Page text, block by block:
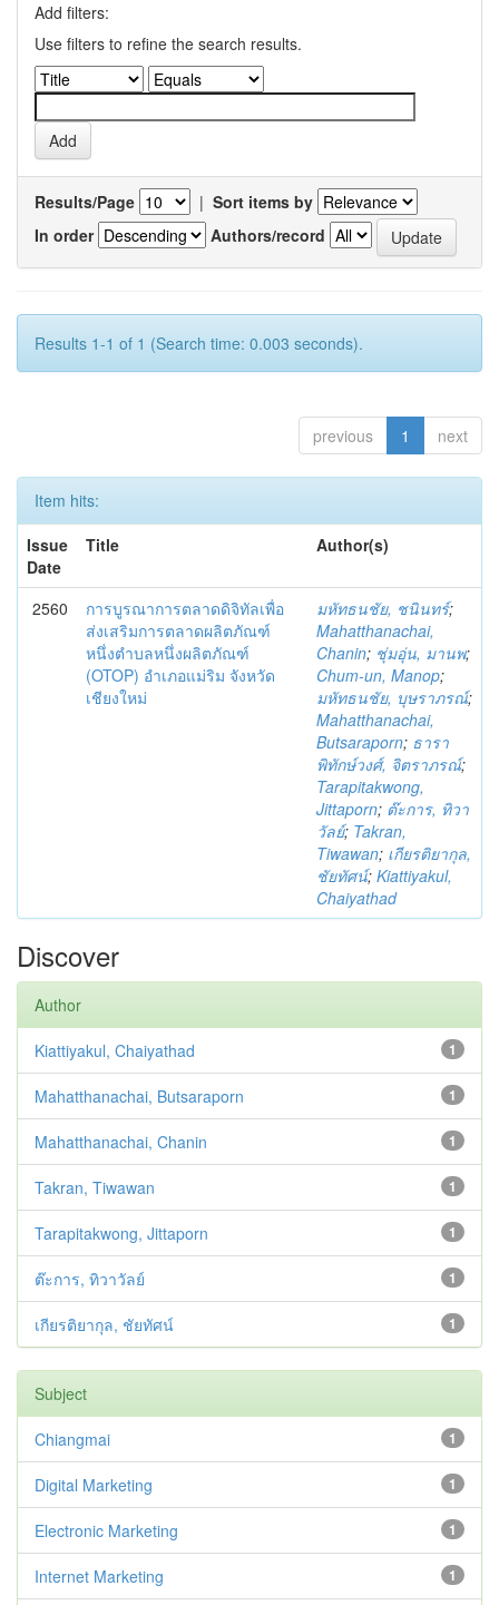
Add filters:
Use filters to refine the search results.
Results/Page | Sort items by
In order
Authors/record
Results 1-1 of 1 (Search time: 0.003 seconds).
previous 1 next
Item hits:
Issue
Date
Title Author(s)
2560
การบูรณาการตลาดดิจิทัลเพื่อ
ส่งเสริมการตลาดผลิตภัณฑ์
หนึ่งตำบลหนึ่งผลิตภัณฑ์
(OTOP) อำเภอแม่ริม จังหวัด
เชียงใหม่
มหัทธนชัย, ชนินทร์;
Mahatthanachai,
Chanin; ชุ่มอุ่น, มานพ;
Chum-un, Manop;
มหัทธนชัย, บุษราภรณ์;
Mahatthanachai,
Butsaraporn; ธารา
พิทักษ์วงศ์, จิตราภรณ์;
Tarapitakwong,
Jittaporn; ต๊ะการ, ทิวา
วัลย์; Takran,
Tiwawan; เกียรติยากุล,
ชัยทัศน์; Kiattiyakul,
Chaiyathad
Discover
Author
1
Kiattiyakul, Chaiyathad
1
Mahatthanachai, Butsaraporn
1
Mahatthanachai, Chanin
1
Takran, Tiwawan
1
Tarapitakwong, Jittaporn
1
ต๊ะการ, ทิวาวัลย์
1
เกียรติยากุล, ชัยทัศน์
Subject
1
Chiangmai
1
Digital Marketing
1
Electronic Marketing
1
Internet Marketing